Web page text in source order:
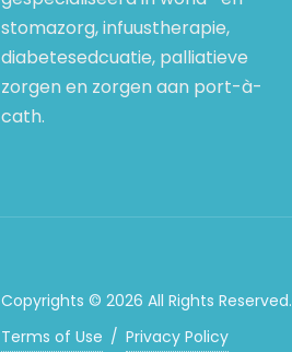
stomazorg, infuustherapie,
diabetesedcuatie, palliatieve
zorgen en zorgen aan port-à-
cath.
Copyrights © 2026 All Rights Reserved.
Terms of Use / Privacy Policy